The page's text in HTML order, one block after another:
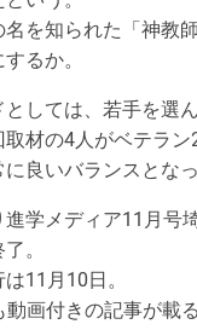
を知られた「神教師
るか。
しては、若手を選
取材の4人がベテラン
良いバランスとなっ
学メディア11月号
。
11月10日。
動画付きの記事が載